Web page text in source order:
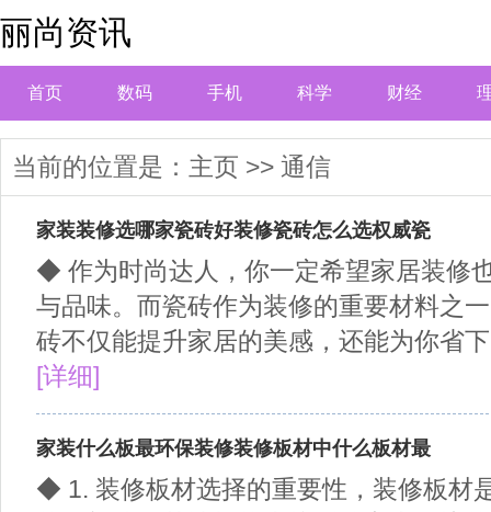
丽尚资讯
首页 数码 手机 科学 财经
当前的位置是： 主页 >> 通信
家装装修选哪家瓷砖好装修瓷砖怎么选权威瓷
◆ 作为时尚达人，你一定希望家居装修
与品味。而瓷砖作为装修的重要材料之
砖不仅能提升家居的美感，还能为你省
[详细]
家装什么板最环保装修装修板材中什么板材最
◆ 1. 装修板材选择的重要性，装修板材